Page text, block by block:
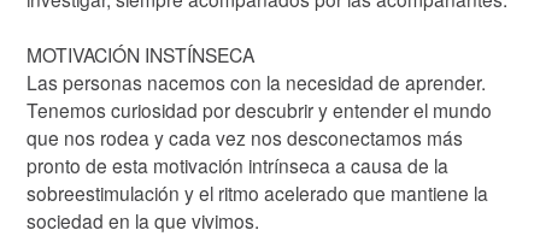
MOTIVACIÓN INSTÍNSECA
Las personas nacemos con la necesidad de aprender.
Tenemos curiosidad por descubrir y entender el mundo
que nos rodea y cada vez nos desconectamos más
pronto de esta motivación intrínseca a causa de la
sobreestimulación y el ritmo acelerado que mantiene la
sociedad en la que vivimos.